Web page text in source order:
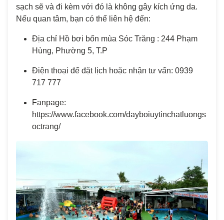
sạch sẽ và đi kèm với đó là không gây kích ứng da.
Nếu quan tâm, bạn có thể liên hệ đến:
Địa chỉ Hồ bơi bốn mùa Sóc Trăng : 244 Phạm
Hùng, Phường 5, T.P
Điện thoại để đặt lịch hoặc nhận tư vấn: 0939
717 777
Fanpage:
https://www.facebook.com/dayboiuytinchatluongs
octrang/